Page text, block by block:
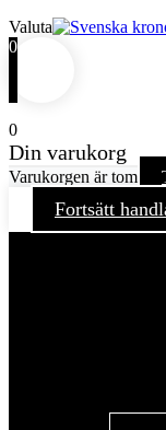
Valuta
0
0
Din varukorg
Varukorgen är tom
Fortsätt